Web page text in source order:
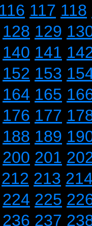
116 117 118
128 129
140 141
152 153
164 165
176 177
188 189
200 201
212 213
224 225
236 237